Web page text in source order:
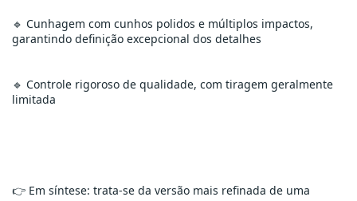
🔹 Cunhagem com cunhos polidos e múltiplos impactos,
garantindo definição excepcional dos detalhes
🔹 Controle rigoroso de qualidade, com tiragem geralmente
limitada
👉 Em síntese: trata-se da versão mais refinada de uma